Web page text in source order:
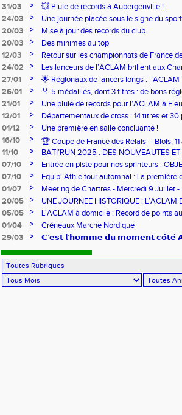
31/03 >
💥 Pluie de records à Aubergenville !
24/03
>
Une journée placée sous le signe du
20/03
>
Mise à jour des records du club
20/03
>
Des minimes au top
12/03
>
Retour sur les championnats de France
24/02
>
Les lanceurs de l’ACLAM brillent aux
Lancers Longs à Nice
27/01 >
🌟 Régionaux de lancers longs :
sur-Loire
26/01 >
🏅 5 médaillés, dont 3 titres : de bons
pour l’Aclam !
21/01 >
Une pluie de records pour l’ACLAM à
12/01
>
Départementaux de cross : 14 titres et 30
01/12
>
Une première en salle concluante !
16/10
>
🏆 Coupe de France des Relais – Blois,
11/10
>
BATI’RUN 2025 : DES NOUVEAUTES
07/10
>
Entrée en piste pour nos sprinteurs :
FRANCE !
07/10 >
Equip' Athle tour automnal : La première
jeunes !
01/07 >
Meeting de Chartres - Mercredi 9 Juillet
20/05
>
UNE JOURNEE HISTORIQUE : L’ACLAM
05/05
>
L'ACLAM à domicile : Record de points
01/04
>
Créneaux Marche Nordique
29/03
> 𝗖’𝗲𝘀𝘁 𝗹’𝗵𝗼𝗺𝗺𝗲 𝗱𝘂 𝗺𝗼𝗺𝗲𝗻𝘁 𝗰𝗼̂𝘁𝗲́